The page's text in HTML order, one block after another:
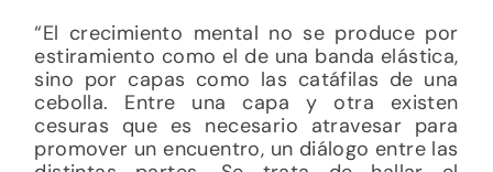
“El crecimiento mental no se produce por
estiramiento como el de una banda elástica,
sino por capas como las catáfilas de una
cebolla. Entre una capa y otra existen
cesuras que es necesario atravesar para
promover un encuentro, un diálogo entre las